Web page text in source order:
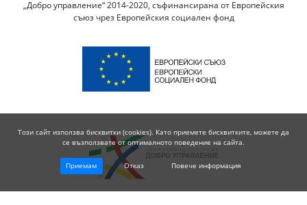
„Добро управление“ 2014-2020, съфинансирана от Европейския
съюз чрез Европейския социален фонд
Този сайт използва бисквитки (cookies). Като приемете бисквитките, можете да
се възползвате от оптималното поведение на сайта.
Приемам Отказ Повече информация